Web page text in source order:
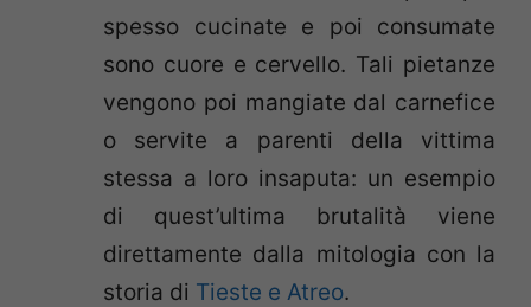
spesso cucinate e poi consumate
sono cuore e cervello. Tali pietanze
vengono poi mangiate dal carnefice
o servite a parenti della vittima
stessa a loro insaputa: un esempio
di quest’ultima brutalità viene
direttamente dalla mitologia con la
storia di Tieste e Atreo.